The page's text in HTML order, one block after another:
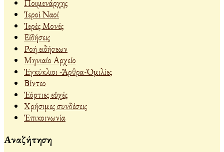
Ποιμενάρχης
Ἱεροὶ Ναοί
Ἱερὲς Μονές
Εἰδήσεις
Ροή ειδήσεων
Μηνιαίο Αρχείο
Ἐγκύκλιοι -Ἄρθρα-Ὁμιλίες
Βίντεο
Ἐόρτιες εὐχές
Χρήσιμες συνδέσεις
Ἐπικοινωνία
Αναζήτηση